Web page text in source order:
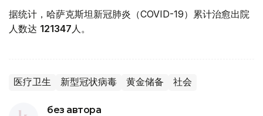
据统计，哈萨克斯坦新冠肺炎（COVID-19）累计治愈出院
人数达 121347 人。
医疗卫生 新型冠状病毒 黄金储备 社会
без автора